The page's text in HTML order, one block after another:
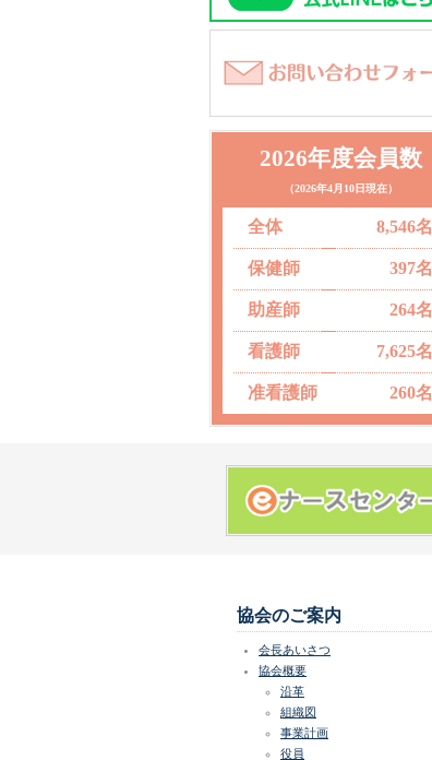
2026年度会員数
（2026年4月10日現在）
全体 8,546名
保健師 397名
助産師 264名
看護師 7,625名
准看護師 260名
協会のご案内
会長あいさつ
協会概要
沿革
組織図
事業計画
役員